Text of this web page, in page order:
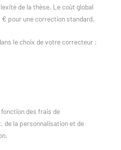
de la thèse. Le coût global
pour une correction standard.
le choix de votre correcteur :
des frais de
de la personnalisation et de